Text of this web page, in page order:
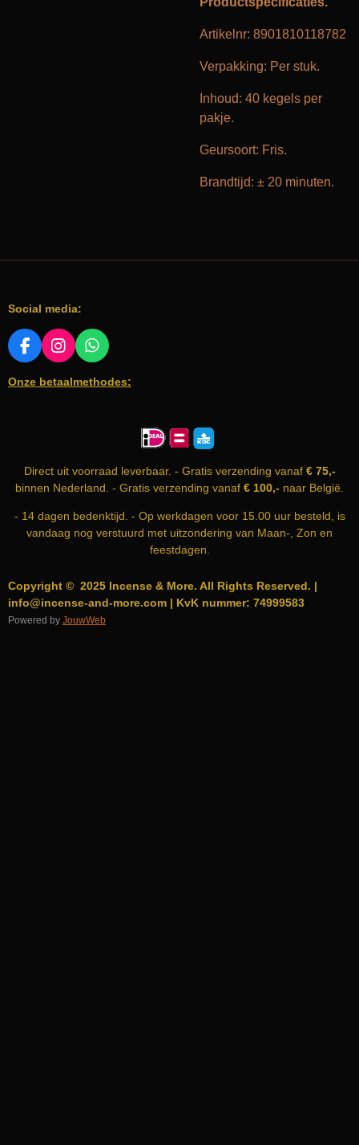
Artikelnr: 8901810118782
Verpakking: Per stuk.
Inhoud: 40 kegels per
pakje.
Geursoort: Fris.
Brandtijd: ± 20 minuten.
Social media:
F
C
I
S
M
W
A
Onze betaalmethodes:
Direct uit voorraad leverbaar. - Gratis verzending vanaf€ 75,-
binnen Nederland. - Gratis verzending vanaf € 100,- naar België.
- 14 dagen bedenktijd. - Op werkdagen voor 15.00 uur besteld, is
vandaag nog verstuurd met uitzondering van Maan-, Zon en
feestdagen.
Copyright © 2025 Incense & More. All Rights Reserved. |
info@incense-and-more.com | KvK nummer: 74999583
Powered by JouwWeb